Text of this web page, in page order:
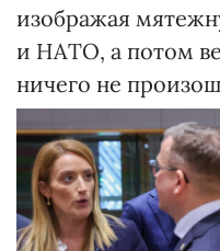
изображая
и НАТО, а потом
ничего не